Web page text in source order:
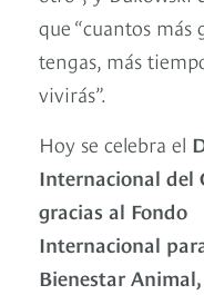
que “cuantos más
tengas, más
vivirás”.
Hoy se celebra el
Internacional del
gracias al Fondo
Internacional
Bienestar